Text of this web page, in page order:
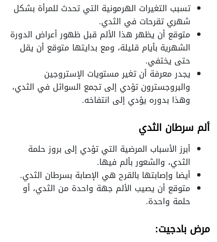
تسبب التغيرات الهرمونية التي تحدث للمرأة بشكل
شهري تقرحات في الثدي.
متوقع أن يظهر هذا الألم قبل ظهور أعراض الدورة
الشهرية بأيام قليلة، ومع بدايتها متوقع أن يقل
حتى يختفي.
يجدر معرفة أن تغير مستويات الإستروجين
والبروجسترون تؤدي إلى تجمع السوائل في الثدي،
وهذا بدوره يؤدي إلى انتفاخه.
ألم سرطان الثدي
أبرز الأسباب المرضية التي تؤدي إلى بروز حلمة
الثدي، والشعور بألم فيها.
أيضا وإصابتها بالقرح هي الإصابة بسرطان الثدي.
متوقع أن يصيب الألم جهة واحدة من الثدي، أو
حلمة واحدة.
مرض بادجيت: